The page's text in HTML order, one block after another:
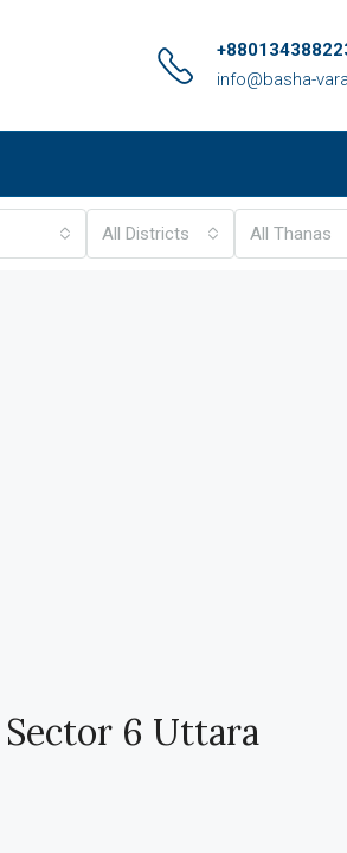
info@basha-
All Districts All Thanas
6 Uttara